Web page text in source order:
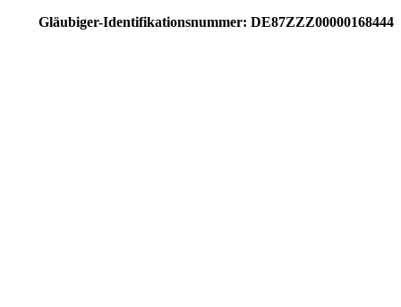
Gläubiger-Identifikationsnummer: DE87ZZZ00000168444